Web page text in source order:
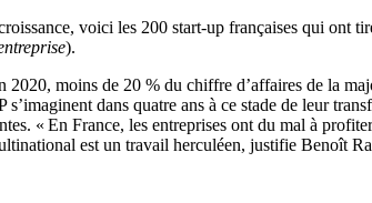
voici les 200 start-up françaises qui ont
).
2020, moins de 20 % du chiffre d’affaires de la
dans quatre ans à ce stade de leur
« En France, les entreprises ont du mal à
est un travail herculéen, justifie Benoît